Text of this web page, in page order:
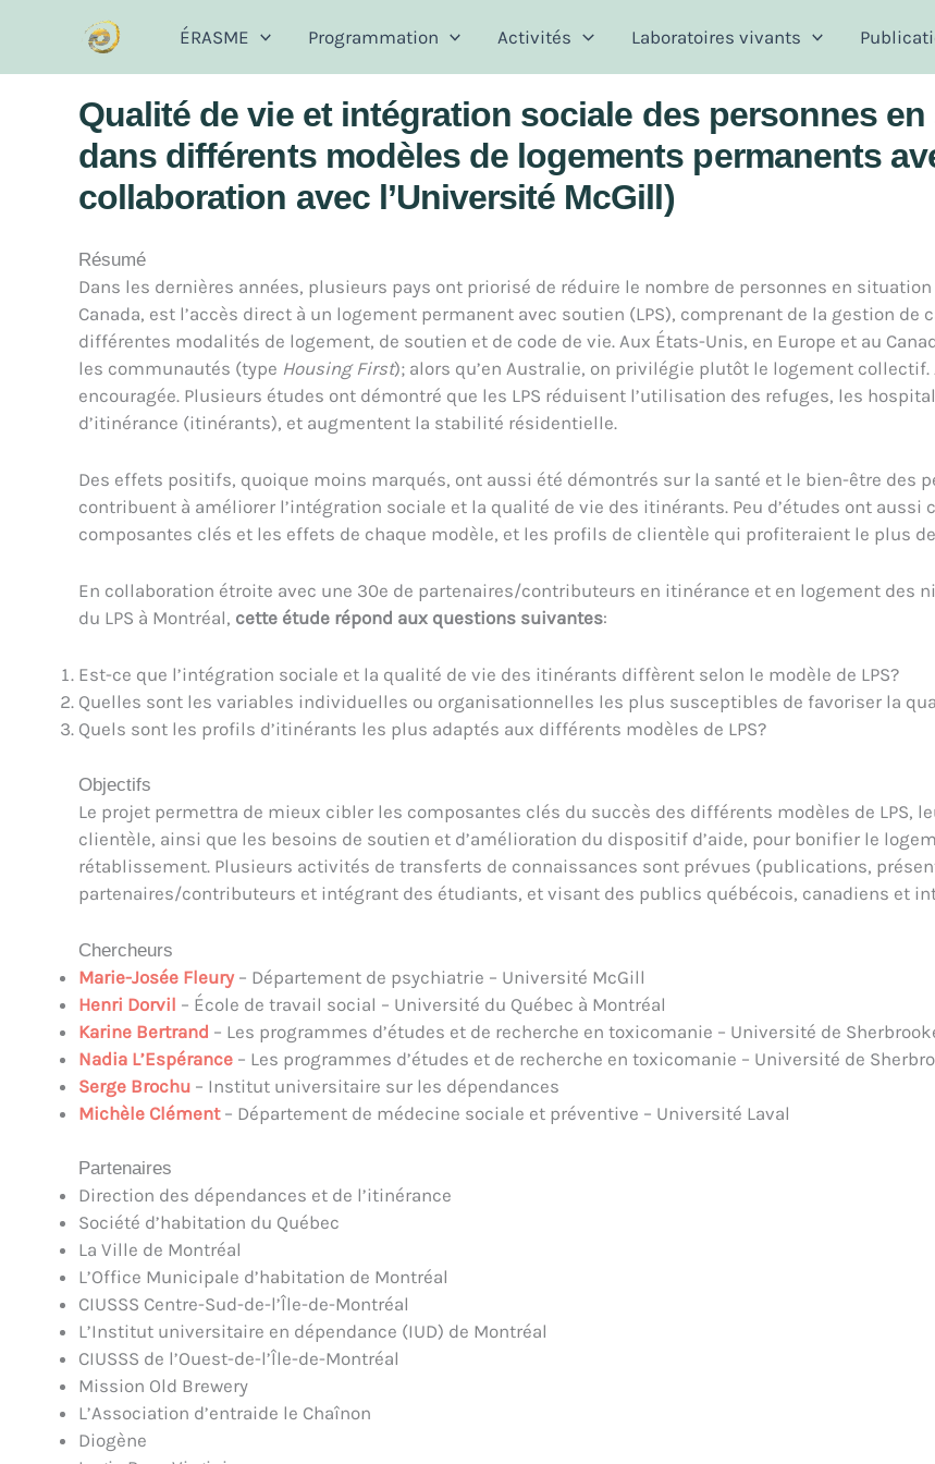
ÉRASME Programmation Activités Laboratoires vivants
Qualité de vie et intégration sociale des personnes
dans différents modèles de logements permanents
collaboration avec l’Université McGill)
Résumé
Dans les dernières années, plusieurs pays ont priorisé de réduire le nombre de personnes en
Canada, est l’accès direct à un logement permanent avec soutien (LPS), comprenant de la gestion
différentes modalités de logement, de soutien et de code de vie. Aux États-Unis, en Europe et au
les communautés (type Housing First); alors qu’en Australie, on privilégie plutôt le logement collectif.
encouragée. Plusieurs études ont démontré que les LPS réduisent l’utilisation des refuges, les
d’itinérance (itinérants), et augmentent la stabilité résidentielle.
Des effets positifs, quoique moins marqués, ont aussi été démontrés sur la santé et le bien-être des
contribuent à améliorer l’intégration sociale et la qualité de vie des itinérants. Peu d’études ont aussi
composantes clés et les effets de chaque modèle, et les profils de clientèle qui profiteraient le plus
En collaboration étroite avec une 30e de partenaires/contributeurs en itinérance et en logement
du LPS à Montréal, cette étude répond aux questions suivantes:
Est-ce que l’intégration sociale et la qualité de vie des itinérants diffèrent selon le modèle de LPS?
Quelles sont les variables individuelles ou organisationnelles les plus susceptibles de favoriser la
Quels sont les profils d’itinérants les plus adaptés aux différents modèles de LPS?
Objectifs
Le projet permettra de mieux cibler les composantes clés du succès des différents modèles de LPS,
clientèle, ainsi que les besoins de soutien et d’amélioration du dispositif d’aide, pour bonifier le
rétablissement. Plusieurs activités de transferts de connaissances sont prévues (publications,
partenaires/contributeurs et intégrant des étudiants, et visant des publics québécois, canadiens et
Chercheurs
Marie-Josée Fleury– Département de psychiatrie – Université McGill
Henri Dorvil – École de travail social – Université du Québec à Montréal
Karine Bertrand – Les programmes d’études et de recherche en toxicomanie – Université de
Nadia L’Espérance – Les programmes d’études et de recherche en toxicomanie – Université de
Serge Brochu – Institut universitaire sur les dépendances
Michèle Clément– Département de médecine sociale et préventive – Université Laval
Partenaires
Direction des dépendances et de l’itinérance
Société d’habitation du Québec
La Ville de Montréal
L’Office Municipale d’habitation de Montréal
CIUSSS Centre-Sud-de-l’Île-de-Montréal
L’Institut universitaire en dépendance (IUD) de Montréal
CIUSSS de l’Ouest-de-l’Île-de-Montréal
Mission Old Brewery
L’Association d’entraide le Chaînon
Diogène